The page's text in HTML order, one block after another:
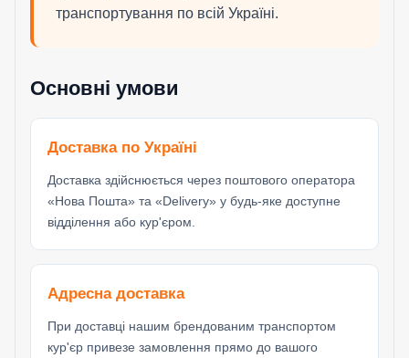
транспортування по всій Україні.
Основні умови
Доставка по Україні
Доставка здійснюється через поштового оператора
«Нова Пошта» та «Delivery» у будь-яке доступне
відділення або кур'єром.
Адресна доставка
При доставці нашим брендованим транспортом
кур'єр привезе замовлення прямо до вашого